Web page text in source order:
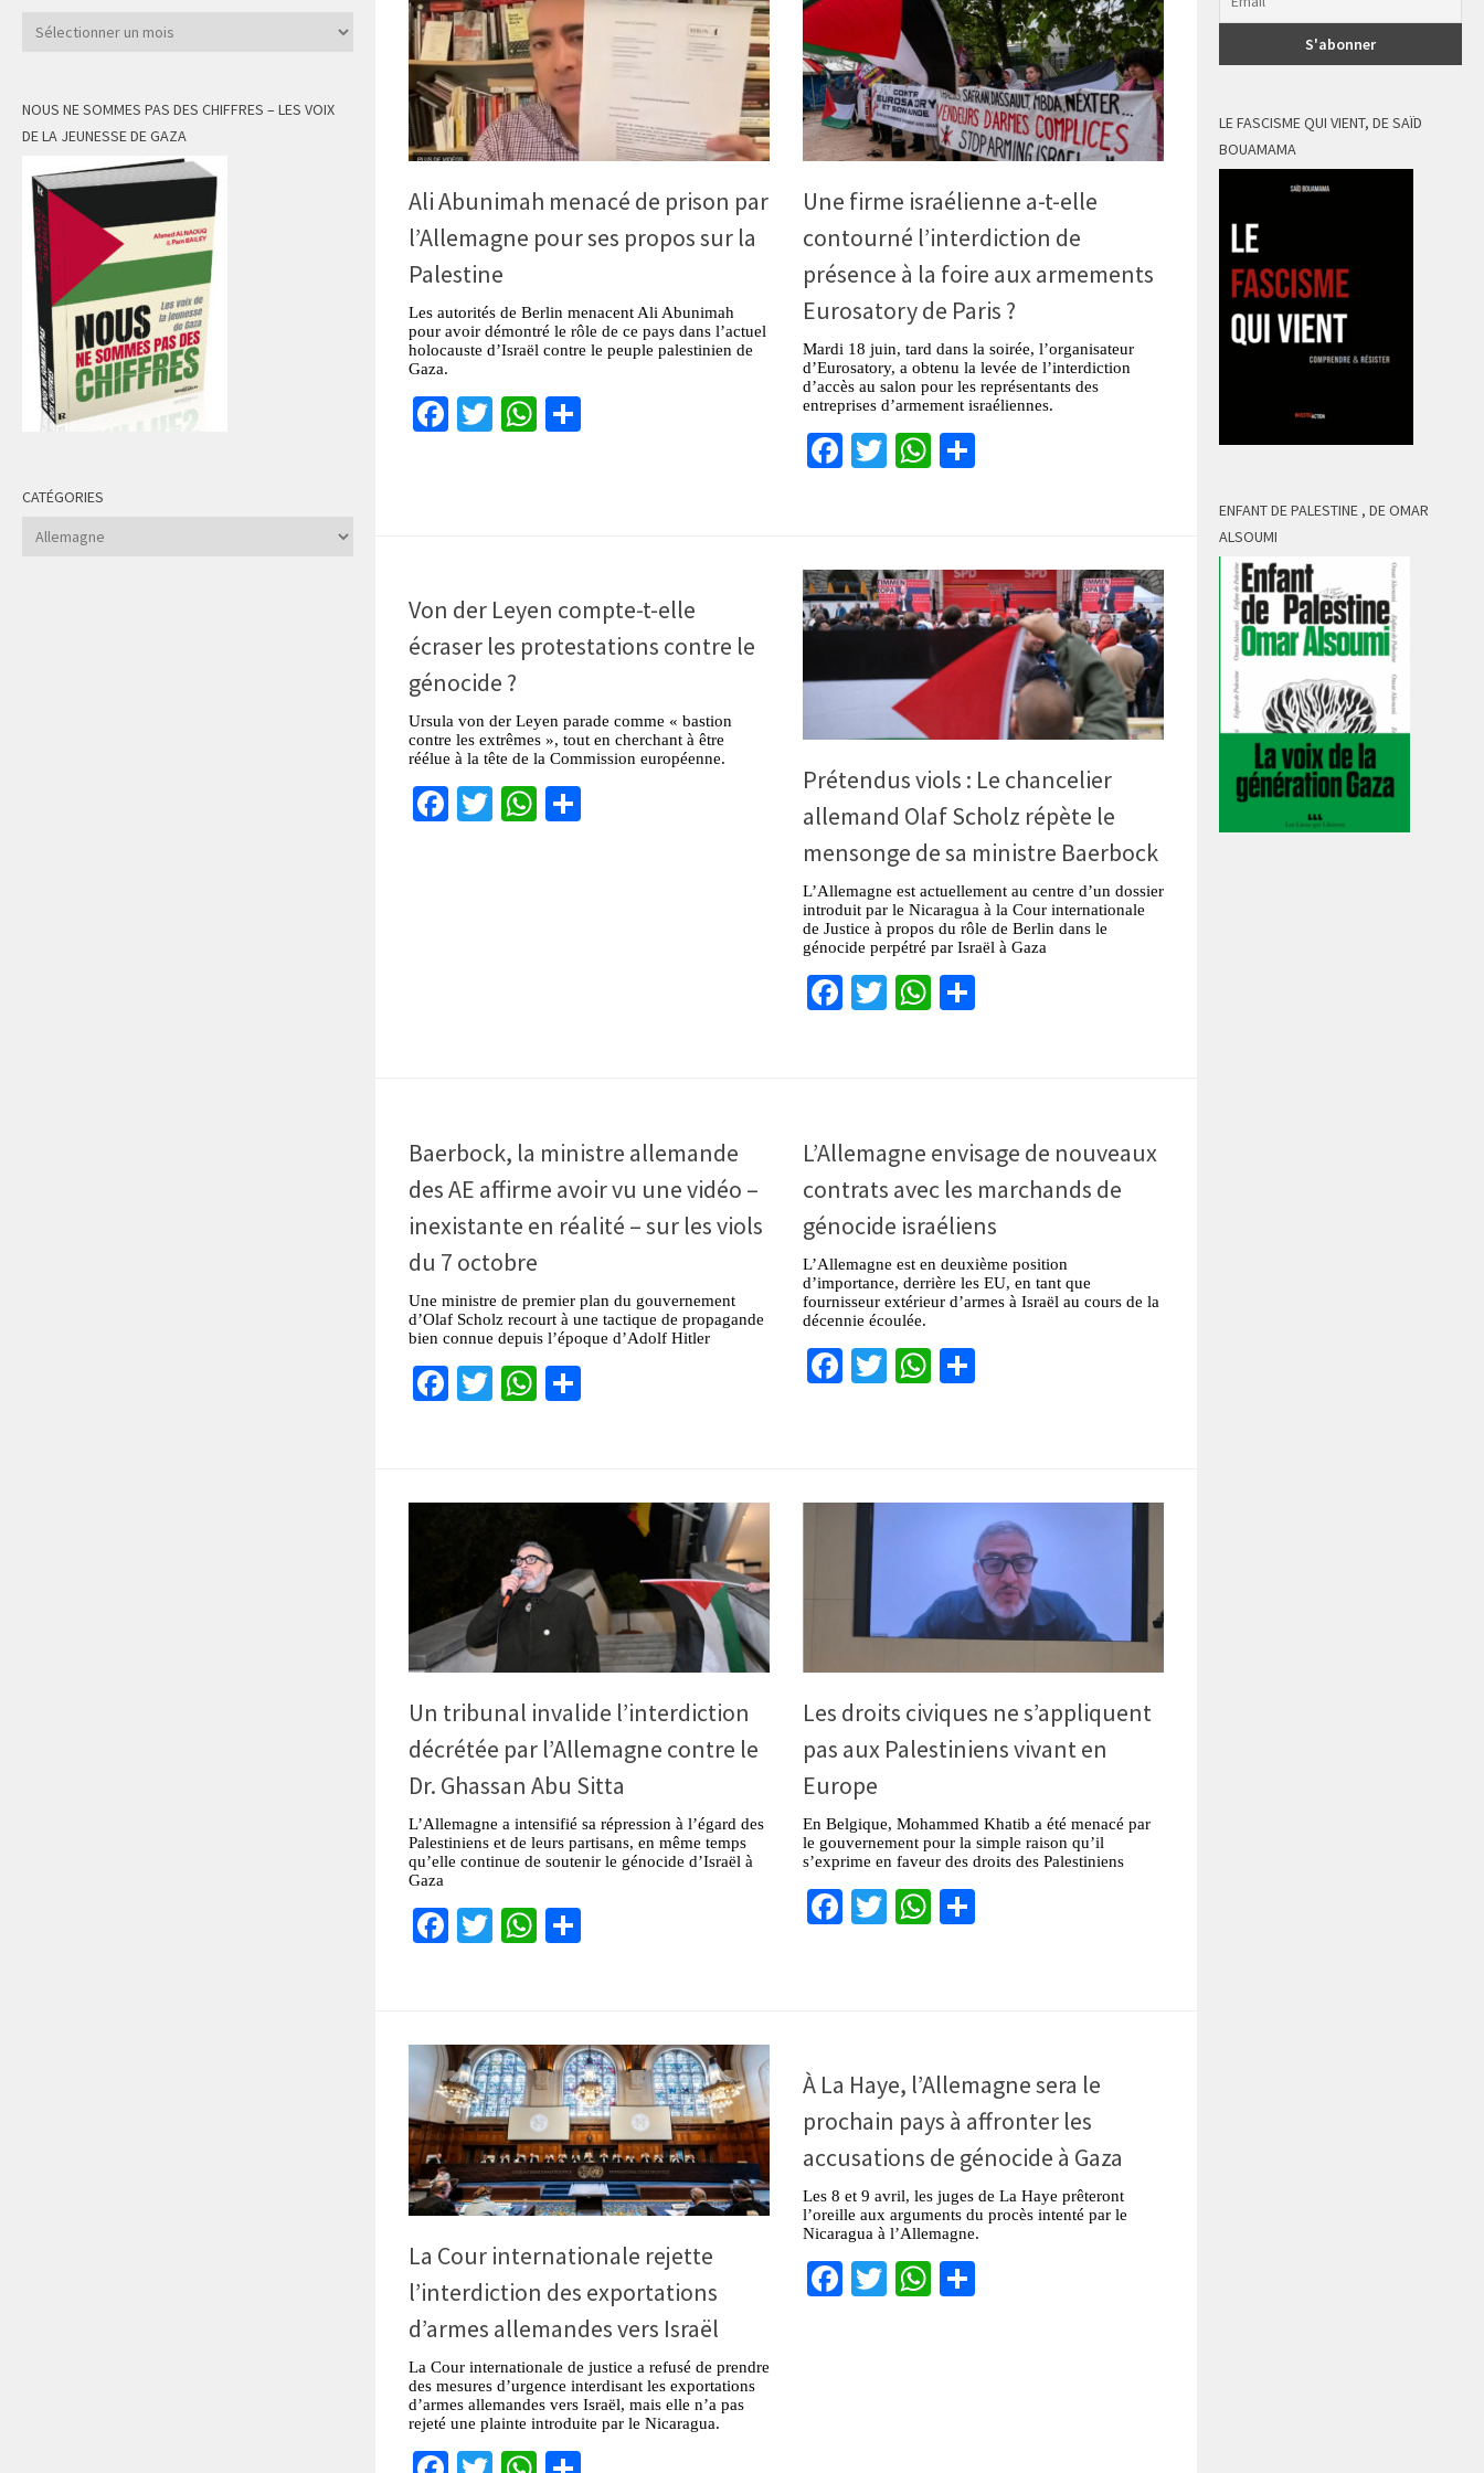
Ali Abunimah menacé de prison par
l’Allemagne pour ses propos sur la
Palestine
Les autorités de Berlin menacent Ali Abunimah
pour avoir démontré le rôle de ce pays dans l’actuel
holocauste d’Israël contre le peuple palestinien de
Gaza.
Facebook
TwitterWhatsApp
Une firme israélienne a-t-elle
contourné l’interdiction de
présence à la foire aux armements
Eurosatory de Paris ?
Mardi 18 juin, tard dans la soirée, l’organisateur
d’Eurosatory, a obtenu la levée de l’interdiction
d’accès au salon pour les représentants des
entreprises d’armement israéliennes.
Facebook
TwitterWhatsApp
Von der Leyen compte-t-elle
écraser les protestations contre le
génocide ?
Ursula von der Leyen parade comme « bastion
contre les extrêmes », tout en cherchant à être
réélue à la tête de la Commission européenne.
Facebook
TwitterWhatsApp
Prétendus viols : Le chancelier
allemand Olaf Scholz répète le
mensonge de sa ministre Baerbock
L’Allemagne est actuellement au centre d’un dossier
introduit par le Nicaragua à la Cour internationale
de Justice à propos du rôle de Berlin dans le
génocide perpétré par Israël à Gaza
Facebook
TwitterWhatsApp
Baerbock, la ministre allemande
des AE affirme avoir vu une vidéo –
inexistante en réalité – sur les viols
du 7 octobre
Une ministre de premier plan du gouvernement
d’Olaf Scholz recourt à une tactique de propagande
bien connue depuis l’époque d’Adolf Hitler
Facebook
TwitterWhatsApp
L’Allemagne envisage de nouveaux
contrats avec les marchands de
génocide israéliens
L’Allemagne est en deuxième position
d’importance, derrière les EU, en tant que
fournisseur extérieur d’armes à Israël au cours de la
décennie écoulée.
Facebook
TwitterWhatsApp
Un tribunal invalide l’interdiction
décrétée par l’Allemagne contre le
Dr. Ghassan Abu Sitta
L’Allemagne a intensifié sa répression à l’égard des
Palestiniens et de leurs partisans, en même temps
qu’elle continue de soutenir le génocide d’Israël à
Gaza
Facebook
TwitterWhatsApp
Les droits civiques ne s’appliquent
pas aux Palestiniens vivant en
Europe
En Belgique, Mohammed Khatib a été menacé par
le gouvernement pour la simple raison qu’il
s’exprime en faveur des droits des Palestiniens
Facebook
TwitterWhatsApp
La Cour internationale rejette
l’interdiction des exportations
d’armes allemandes vers Israël
La Cour internationale de justice a refusé de prendre
des mesures d’urgence interdisant les exportations
d’armes allemandes vers Israël, mais elle n’a pas
rejeté une plainte introduite par le Nicaragua.
À La Haye, l’Allemagne sera le
prochain pays à affronter les
accusations de génocide à Gaza
Les 8 et 9 avril, les juges de La Haye prêteront
l’oreille aux arguments du procès intenté par le
Nicaragua à l’Allemagne.
Facebook
TwitterWhatsApp
Archives
NOUS NE SOMMES PAS DES CHIFFRES – LES VOIX
DE LA JEUNESSE DE GAZA
CATÉGORIES
Catégories
LE FASCISME QUI VIENT, DE SAÏD
BOUAMAMA
ENFANT DE PALESTINE , DE OMAR
ALSOUMI